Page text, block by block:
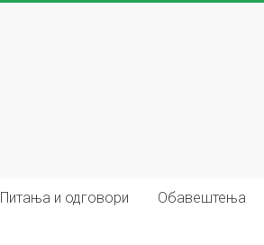
Питања и одговори Обавештења